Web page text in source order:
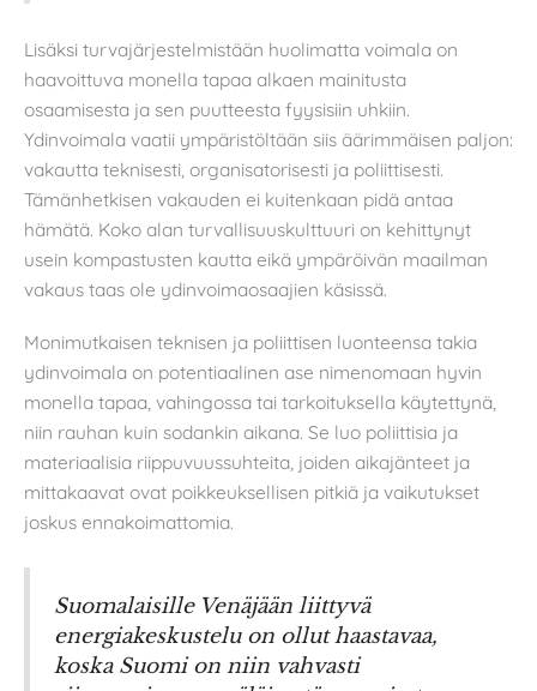
Lisäksi turvajärjestelmistään huolimatta voimala on
haavoittuva monella tapaa alkaen mainitusta
osaamisesta ja sen puutteesta fyysisiin uhkiin.
Ydinvoimala vaatii ympäristöltään siis äärimmäisen paljon:
vakautta teknisesti, organisatorisesti ja poliittisesti.
Tämänhetkisen vakauden ei kuitenkaan pidä antaa
hämätä. Koko alan turvallisuuskulttuuri on kehittynyt
usein kompastusten kautta eikä ympäröivän maailman
vakaus taas ole ydinvoimaosaajien käsissä.
Monimutkaisen teknisen ja poliittisen luonteensa takia
ydinvoimala on potentiaalinen ase nimenomaan hyvin
monella tapaa, vahingossa tai tarkoituksella käytettynä,
niin rauhan kuin sodankin aikana. Se luo poliittisia ja
materiaalisia riippuvuussuhteita, joiden aikajänteet ja
mittakaavat ovat poikkeuksellisen pitkiä ja vaikutukset
joskus ennakoimattomia.
Suomalaisille Venäjään liittyvä
energiakeskustelu on ollut haastavaa,
koska Suomi on niin vahvasti